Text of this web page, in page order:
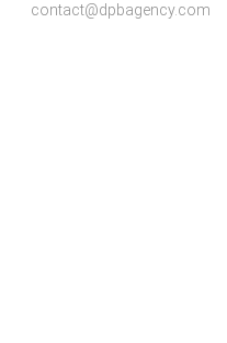
contact@dpbagency.com